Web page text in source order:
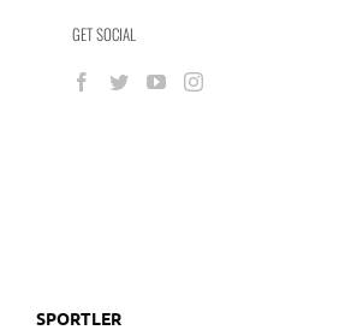
GET SOCIAL
SPORTLER